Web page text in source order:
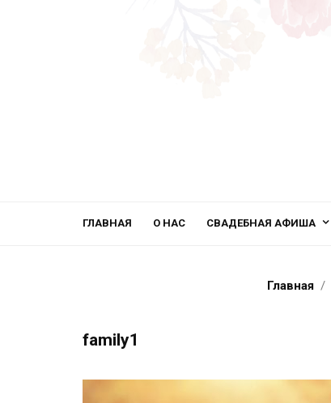
ГЛАВНАЯ О НАС СВАДЕБНАЯ АФИША
Главная
family1